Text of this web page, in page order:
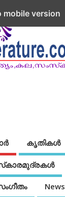
കൃതികൾ
News
mobile version